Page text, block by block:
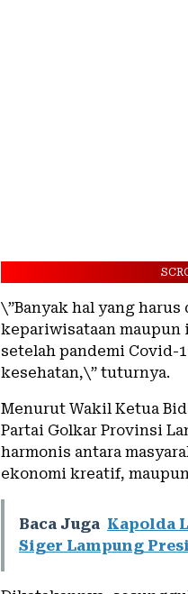
\”Banyak hal yang
kepariwisataan
setelah pandemi
kesehatan,\” tuturnya.
Menurut Wakil Ketua
Partai Golkar Provinsi
harmonis antara
ekonomi kreatif,
Baca Juga Kapolda
Siger Lampung